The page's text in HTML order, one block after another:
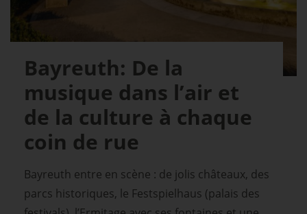
Bayreuth: De la
musique dans l’air et
de la culture à chaque
coin de rue
Bayreuth entre en scène : de jolis châteaux, des
parcs historiques, le Festspielhaus (palais des